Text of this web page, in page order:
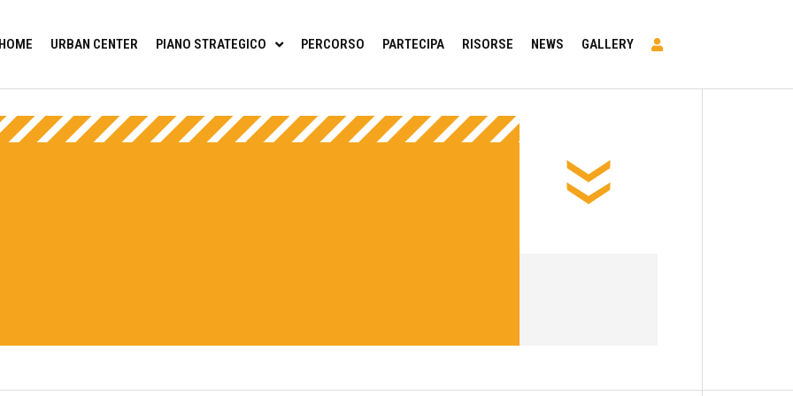
URBAN CENTER PIANO STRATEGICO PERCORSO PARTECIPA RISORSE NEWS GALLERY